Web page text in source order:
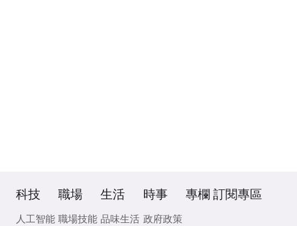
科技
人工智能
職場
職場技能
生活
品味生活
時事
政府政策
專欄 訂閱專區